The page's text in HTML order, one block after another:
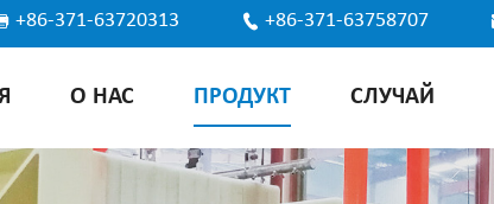
+86-371-63720313 +86-371-63758707
О НАС ПРОДУКТ СЛУЧАЙ